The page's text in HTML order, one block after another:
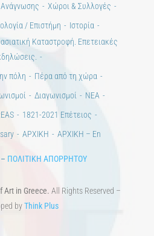
Χώροι & Συλλογές
/ Επιστήμη
Ιστορία
Καταστροφή. Επετειακές
πόλη
Πέρα από τη χώρα
Διαγωνισμοί
ΝΕΑ
1821-2021 Επέτειος
ΑΡΧΙΚΗ ΑΡΧΙΚΗ – En
ΠΟΛΙΤΙΚΗ ΑΠΟΡΡΗΤΟΥ
Art in Greece. All Rights Reserved –
byThink Plus